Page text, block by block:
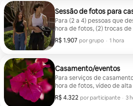
Sessão de fotos para
Para (2 a 4) pessoas que
hora de fotos, (2) trocas
edição profissional (as
Myers)
R$ 1.907 por grupo
R$ 1.907 por grupo
, · 1 hora
Casamento/eventos
Para serviços de
hora de fotos, vídeo de
filmagem, além de (2)
fotos são editadas por mim,
R$ 4.322 por participante
R$ 4.322 por participante
, · 3